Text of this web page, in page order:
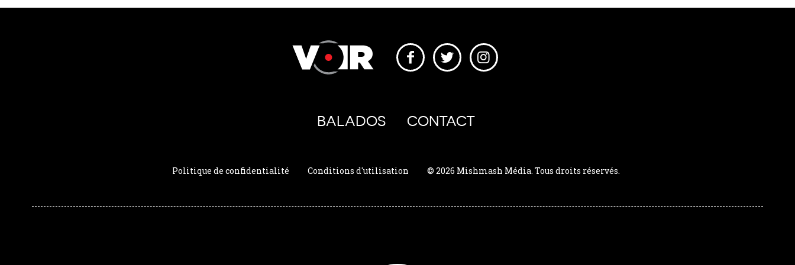
BALADOS CONTACT
Politique de confidentialité Conditions d'utilisation © 2026 Mishmash Média. Tous droits réservés.